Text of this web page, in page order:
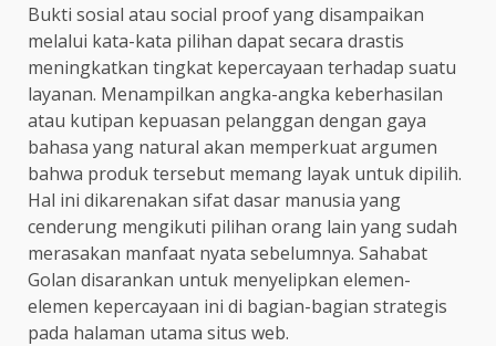
Bukti sosial atau social proof yang disampaikan
melalui kata-kata pilihan dapat secara drastis
meningkatkan tingkat kepercayaan terhadap suatu
layanan. Menampilkan angka-angka keberhasilan
atau kutipan kepuasan pelanggan dengan gaya
bahasa yang natural akan memperkuat argumen
bahwa produk tersebut memang layak untuk dipilih.
Hal ini dikarenakan sifat dasar manusia yang
cenderung mengikuti pilihan orang lain yang sudah
merasakan manfaat nyata sebelumnya. Sahabat
Golan disarankan untuk menyelipkan elemen-
elemen kepercayaan ini di bagian-bagian strategis
pada halaman utama situs web.